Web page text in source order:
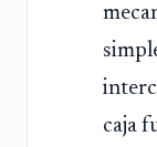
caja